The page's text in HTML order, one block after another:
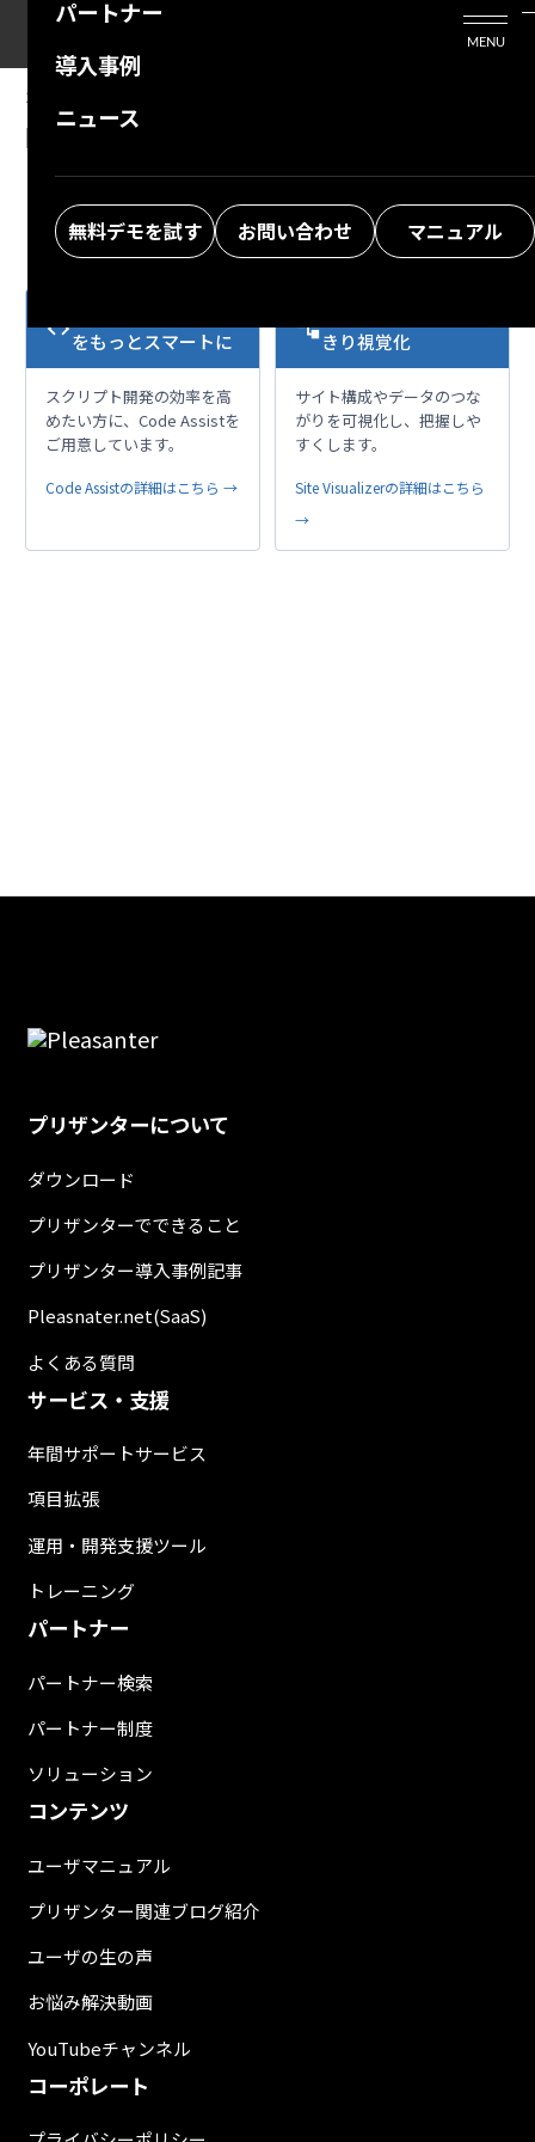
パートナー
導入事例
ニュース
無料デモを試す お問い合わせ マニュアル
MENU
2026/07/14
開発者向け機能：API：テーブル操作：レコー
ド作成
codeをもっとスマートに
スクリプト開発の効率を高
めたい方に、Code Assistを
ご用意しています。
Code Assistの詳細はこちら →
account_treeきり視覚化
サイト構成やデータのつな
がりを可視化し、把握しや
すくします。
Site Visualizerの詳細はこちら
→
プリザンターについて
ダウンロード
プリザンターでできること
プリザンター導入事例記事
Pleasnater.net(SaaS)
よくある質問
サービス・支援
年間サポートサービス
項目拡張
運用・開発支援ツール
トレーニング
パートナー
パートナー検索
パートナー制度
ソリューション
コンテンツ
ユーザマニュアル
プリザンター関連ブログ紹介
ユーザの生の声
お悩み解決動画
YouTubeチャンネル
コーポレート